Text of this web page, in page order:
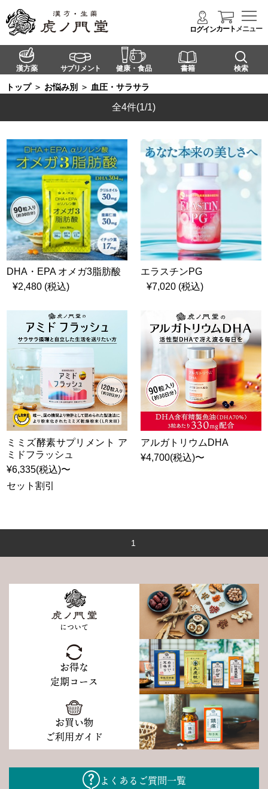
ログインカートメニュー
漢方薬 サプリメント 健康・食品 書籍 検索
トップ ＞ お悩み別 ＞ 血圧・サラサラ
全4件(1/1)
DHA・EPA オメガ3脂肪酸
¥2,480 (税込)
エラスチンPG
¥7,020 (税込)
ミミズ酵素サプリメント ア
ミドフラッシュ
¥6,335(税込)〜
セット割引
アルガトリウムDHA
¥4,700(税込)〜
1
について
お得な
定期コース
お買い物
ご利用ガイド
よくあるご質問一覧